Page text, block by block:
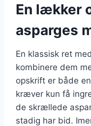
En lækker
asparges
En klassisk ret
kombinere dem
opskrift er både
kræver kun få
de skrællede
stadig har bid.